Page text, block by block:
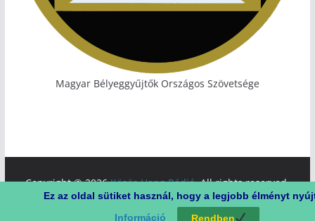
Magyar Bélyeggyűjtők Országos Szövetsége
Copyright © 2026Közös Hang Rádió. All rights reserved.
Theme:ColorMagby ThemeGrill. Powered byWordPress.
Ez az oldal sütiket használ, hogy a legjobb élményt
Információ
Rendben